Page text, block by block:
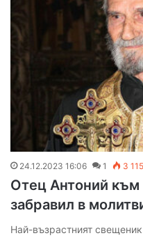
24.12.2023 16:06 1 3 115
Отец Антоний към
забравил в
Най-възрастният